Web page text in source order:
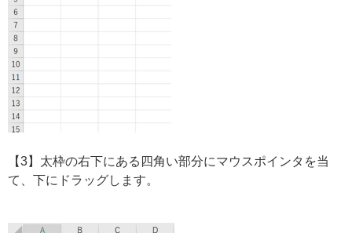
【3】太枠の右下にある四角い部分にマウスポインタを当
て、下にドラッグします。